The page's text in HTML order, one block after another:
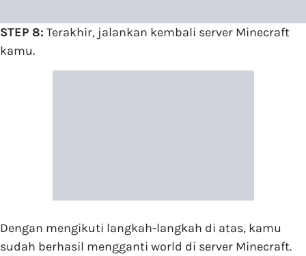
STEP 8: Terakhir, jalankan kembali server Minecraft
kamu.
Dengan mengikuti langkah-langkah di atas, kamu
sudah berhasil mengganti world di server Minecraft.